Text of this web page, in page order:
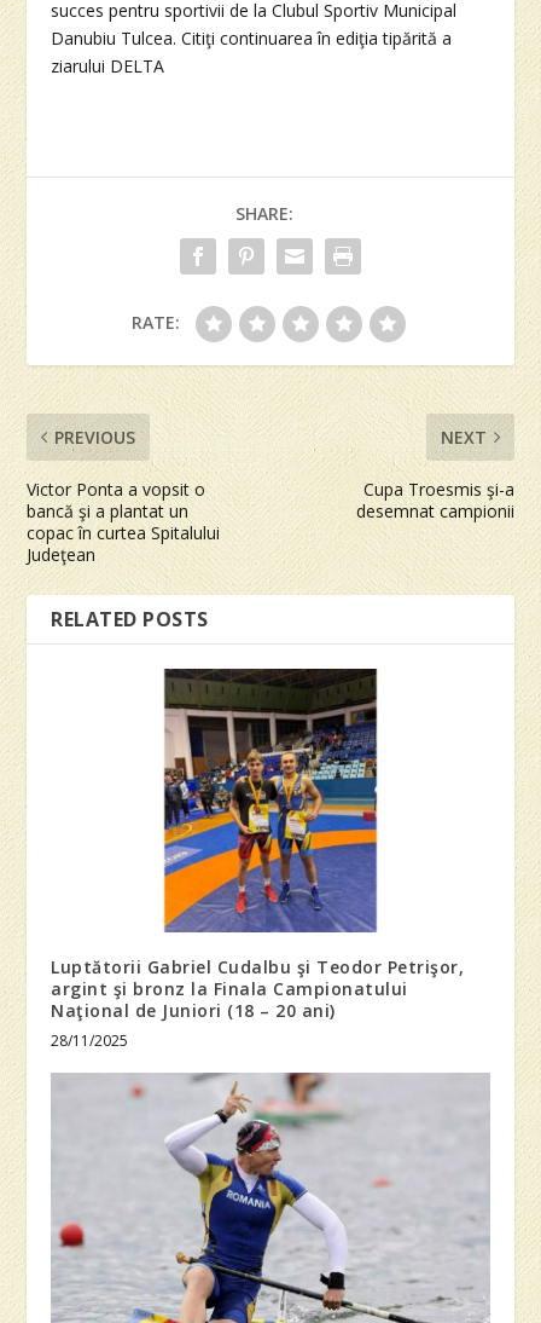
succes pentru sportivii de la Clubul Sportiv Municipal
Danubiu Tulcea. Citiţi continuarea în ediţia tipărită a
ziarului DELTA
SHARE:
RATE:
PREVIOUS
Victor Ponta a vopsit o
bancă şi a plantat un
copac în curtea Spitalului
Judeţean
NEXT
Cupa Troesmis şi-a
desemnat campionii
RELATED POSTS
Luptătorii Gabriel Cudalbu şi Teodor Petrişor,
argint şi bronz la Finala Campionatului
Naţional de Juniori (18 – 20 ani)
28/11/2025